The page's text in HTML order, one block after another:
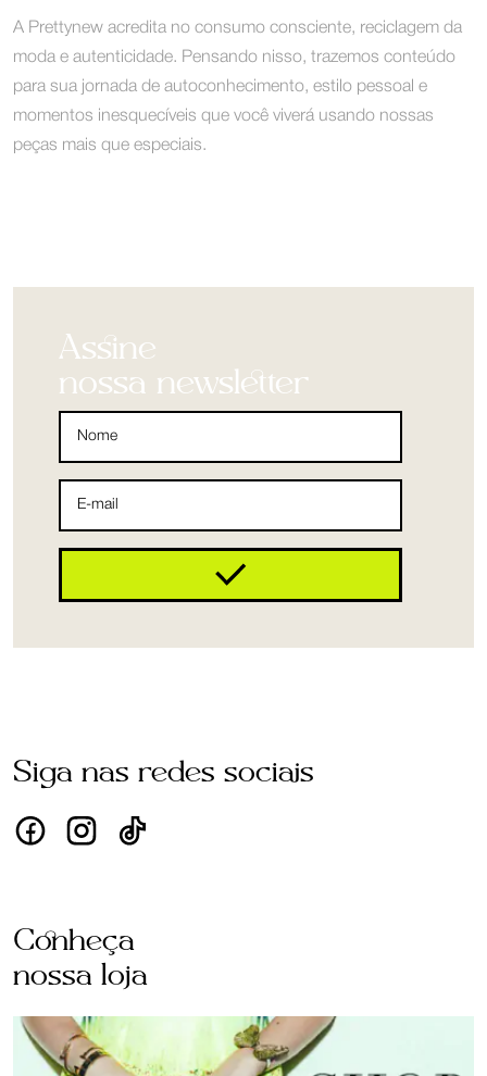
A Prettynew acredita no consumo consciente, reciclagem da
moda e autenticidade. Pensando nisso, trazemos conteúdo
para sua jornada de autoconhecimento, estilo pessoal e
momentos inesquecíveis que você viverá usando nossas
peças mais que especiais.
Assine
nossa newsletter
Siga nas redes sociais
Conheça
nossa loja